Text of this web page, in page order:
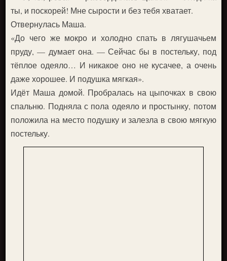
ты, и поскорей! Мне сырости и без тебя хватает.
Отвернулась Маша.
«До чего же мокро и холодно спать в лягушачьем
пруду, — думает она. — Сейчас бы в постельку, под
тёплое одеяло… И никакое оно не кусачее, а очень
даже хорошее. И подушка мягкая».
Идёт Маша домой. Пробралась на цыпочках в свою
спальню. Подняла с пола одеяло и простынку, потом
положила на место подушку и залезла в свою мягкую
постельку.